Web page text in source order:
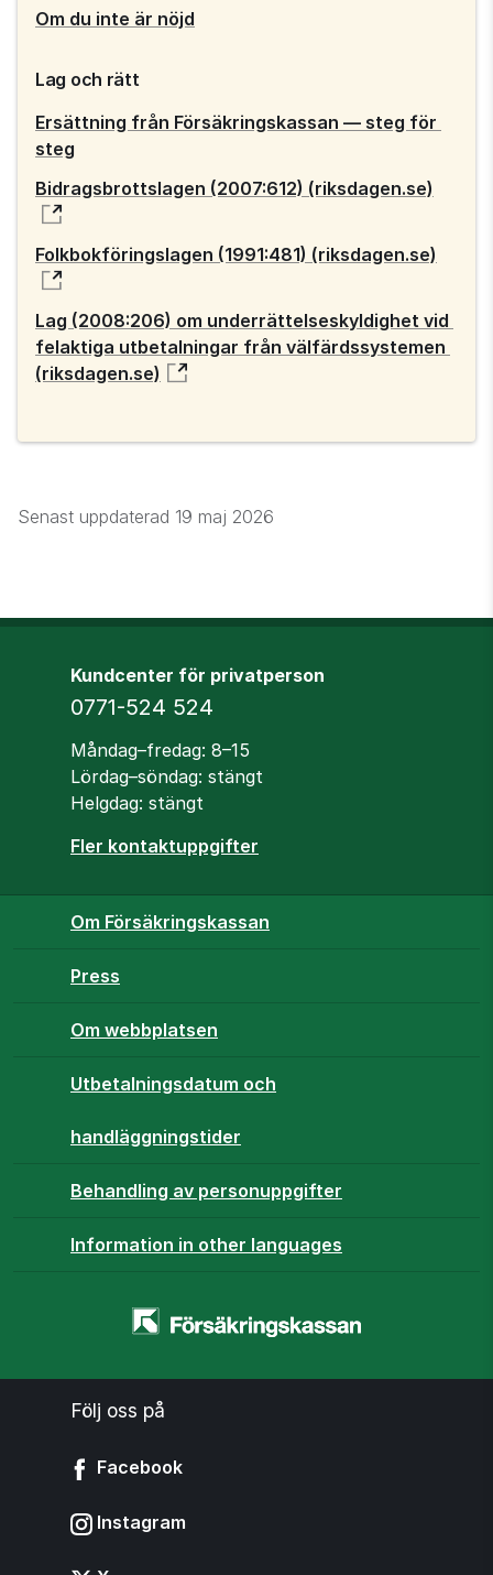
Om du inte är nöjd
Lag och rätt
Ersättning från Försäkringskassan — steg för
steg
Bidragsbrottslagen (2007:612) (riksdagen.se)
Folkbokföringslagen (1991:481) (riksdagen.se)
Lag (2008:206) om underrättelseskyldighet vid
felaktiga utbetalningar från välfärdssystemen
(riksdagen.se)
Senast uppdaterad 19 maj 2026
Kundcenter för privatperson
Telefon
0771-524 524
Öppettider
Måndag–fredag: 8–15
Lördag–söndag: stängt
Helgdag: stängt
Fler kontaktuppgifter
Om Försäkringskassan
Press
Om webbplatsen
Utbetalningsdatum och
handläggningstider
Behandling av personuppgifter
Information in other languages
Startsidan
Följ oss på
Facebook
Instagram